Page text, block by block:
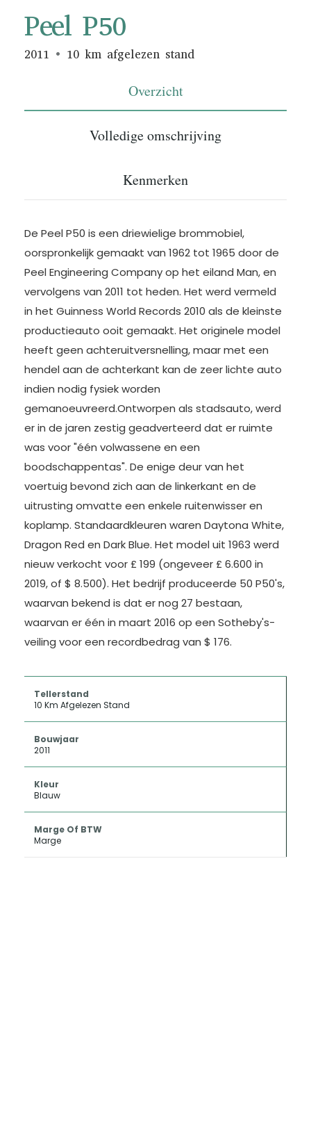
Peel P50
2011 10 km afgelezen stand
Overzicht
Volledige omschrijving
Kenmerken
De Peel P50 is een driewielige brommobiel,
oorspronkelijk gemaakt van 1962 tot 1965 door de
Peel Engineering Company op het eiland Man, en
vervolgens van 2011 tot heden. Het werd vermeld
in het Guinness World Records 2010 als de kleinste
productieauto ooit gemaakt. Het originele model
heeft geen achteruitversnelling, maar met een
hendel aan de achterkant kan de zeer lichte auto
indien nodig fysiek worden
gemanoeuvreerd.Ontworpen als stadsauto, werd
er in de jaren zestig geadverteerd dat er ruimte
was voor "één volwassene en een
boodschappentas". De enige deur van het
voertuig bevond zich aan de linkerkant en de
uitrusting omvatte een enkele ruitenwisser en
koplamp. Standaardkleuren waren Daytona White,
Dragon Red en Dark Blue. Het model uit 1963 werd
nieuw verkocht voor £ 199 (ongeveer £ 6.600 in
2019, of $ 8.500). Het bedrijf produceerde 50 P50's,
waarvan bekend is dat er nog 27 bestaan,
waarvan er één in maart 2016 op een Sotheby's-
veiling voor een recordbedrag van $ 176.
Tellerstand
10 Km Afgelezen Stand
Bouwjaar
2011
Kleur
Blauw
Marge Of BTW
Marge